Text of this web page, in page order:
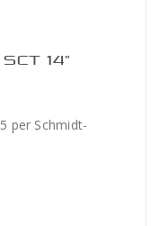
14"
per Schmidt-